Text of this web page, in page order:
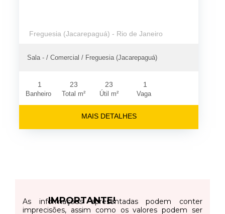
Freguesia (Jacarepaguá) - Rio de Janeiro
Sala - / Comercial / Freguesia (Jacarepaguá)
1
Banheiro
23
Total m²
23
Útil m²
1
Vaga
MAIS DETALHES
IMPORTANTE!
As informações apresentadas podem conter
imprecisões, assim como os valores podem ser